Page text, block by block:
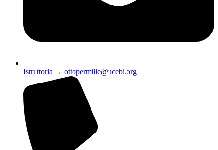
Istruttoria → ottopermille@ucebi.org